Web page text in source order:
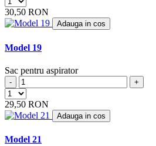
BETRON (10)
BETRONIC (1)
BIRUM (4)
BITRON (1)
BLISS
BLOKKER (1)
BLOMBERG (2)
30,50 RON
Adauga in cos
Model 19
Sac pentru aspirator
- +
29,50 RON
Adauga in cos
Model 21